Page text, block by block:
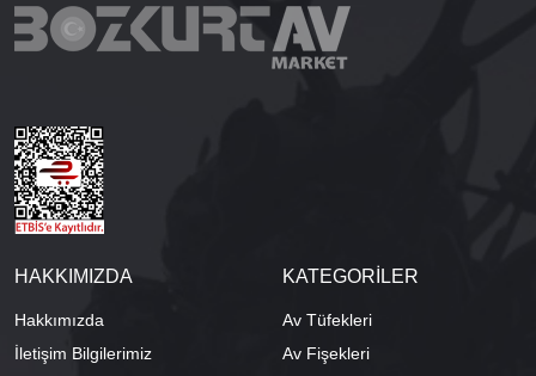
HAKKIMIZDA
Hakkımızda
İletişim Bilgilerimiz
KATEGORİLER
Av Tüfekleri
Av Fişekleri